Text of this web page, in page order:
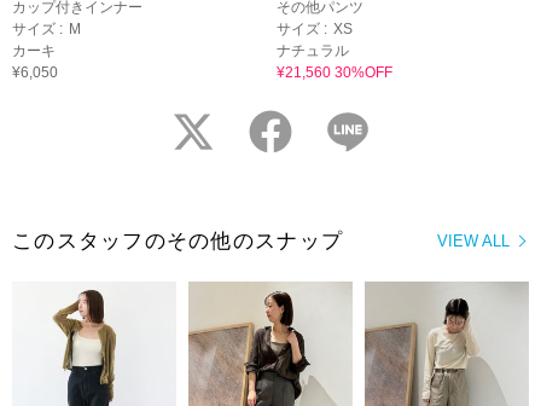
カップ付きインナー
サイズ : M
カーキ
¥6,050
その他パンツ
サイズ : XS
ナチュラル
¥21,560 30%OFF
twitter facebook
VIEW ALL
このスタッフのその他のスナップ